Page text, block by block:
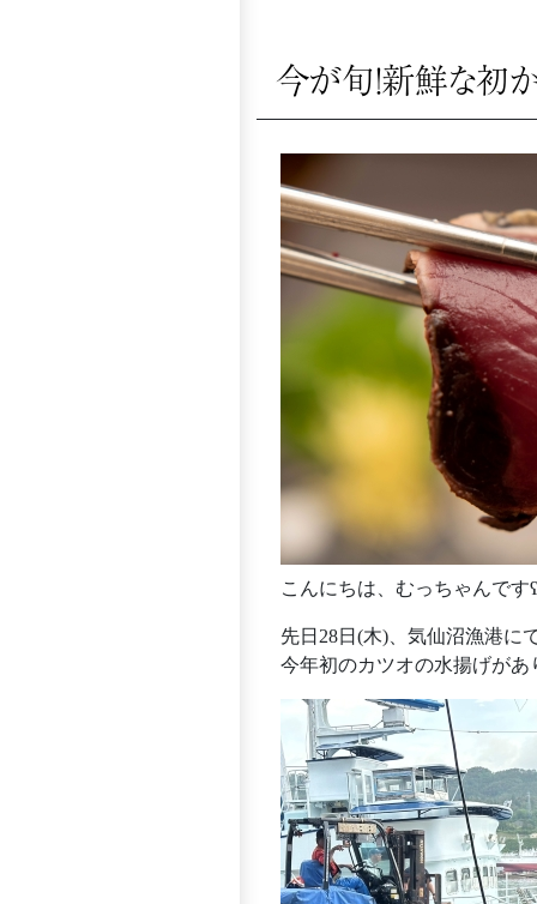
今が旬！新鮮な初か
先日28日(木)、気仙沼漁港に
今年初のカツオの水揚げがあ